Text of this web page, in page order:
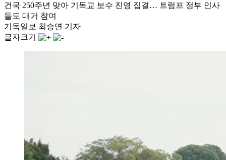
건국 250주년 맞아 기독교 보수 진영 집결… 트럼프 정부 인사
들도 대거 참여
기독일보 최승연 기자
글자크기